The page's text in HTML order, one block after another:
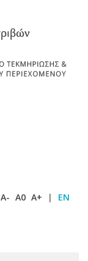
A- A0 A+ | EN